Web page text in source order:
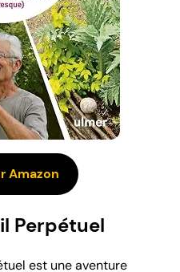
Amazon
Perpétuel
est une aventure